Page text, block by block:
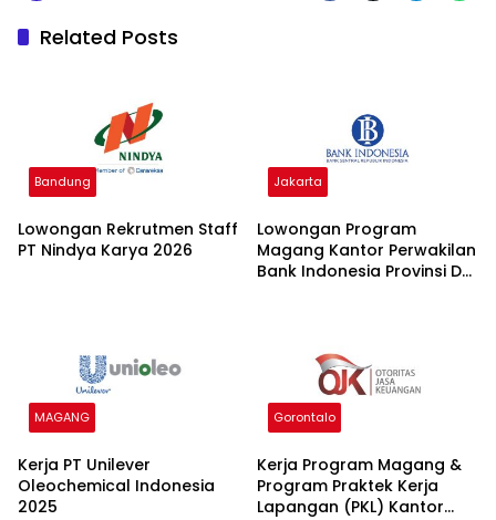
Related Posts
Bandung
Lowongan Rekrutmen Staff
PT Nindya Karya 2026
Jakarta
Lowongan Program
Magang Kantor Perwakilan
Bank Indonesia Provinsi DKI
MAGANG
Kerja PT Unilever
Oleochemical Indonesia
2025
Gorontalo
Kerja Program Magang &
Program Praktek Kerja
Lapangan (PKL) Kantor